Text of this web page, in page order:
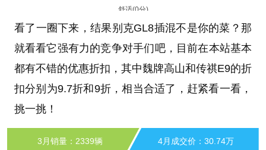
看了一圈下来，结果别克GL8插混不是你的菜？那
就看看它强有力的竞争对手们吧，目前在本站基本
都有不错的优惠折扣，其中魏牌高山和传祺E9的折
扣分别为9.7折和9折，相当合适了，赶紧看一看，
挑一挑！
3月销量：2339辆 4月成交价：30.74万